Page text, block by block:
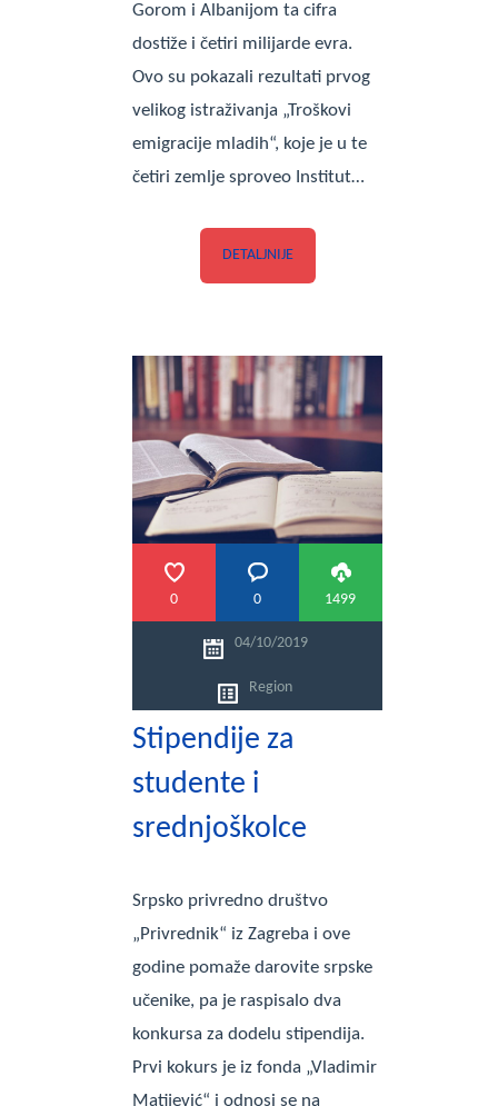
Gorom i Albanijom ta cifra
dostiže i četiri milijarde evra.
Ovo su pokazali rezultati prvog
velikog istraživanja „Troškovi
emigracije mladih“, koje je u te
četiri zemlje sproveo Institut…
DETALJNIJE
0 0 1499
04/10/2019
Region
Stipendije za
studente i
srednjoškolce
Srpsko privredno društvo
„Privrednik“ iz Zagreba i ove
godine pomaže darovite srpske
učenike, pa je raspisalo dva
konkursa za dodelu stipendija.
Prvi kokurs je iz fonda „Vladimir
Matijević“ i odnosi se na